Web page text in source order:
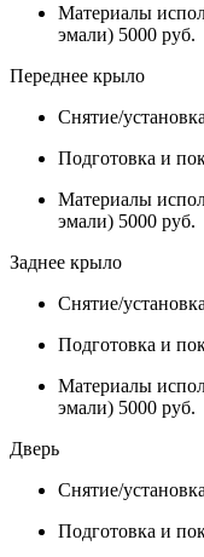
Материалы
эмали) 5000 руб.
Переднее крыло
Снятие/
Подготовка и
Материалы
эмали) 5000 руб.
Заднее крыло
Снятие/
Подготовка и
Материалы
эмали) 5000 руб.
Дверь
Снятие/
Подготовка и